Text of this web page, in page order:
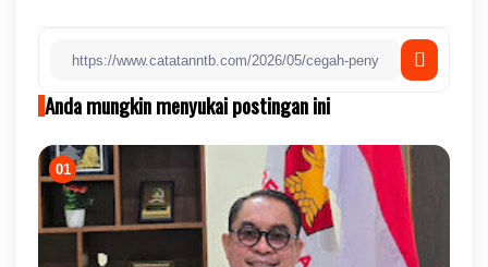
Anda mungkin menyukai postingan ini